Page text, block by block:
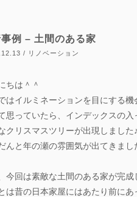
例 – 土間のある家
/ リノベーション
ちは＾＾
はイルミネーションを目にする
思っていたら、インデックスの入
クリスマスツリーが出現しました♪
んと年の瀬の雰囲気が出てきまし
今回は素敵な土間のある家が完
は昔の日本家屋にはあたり前に